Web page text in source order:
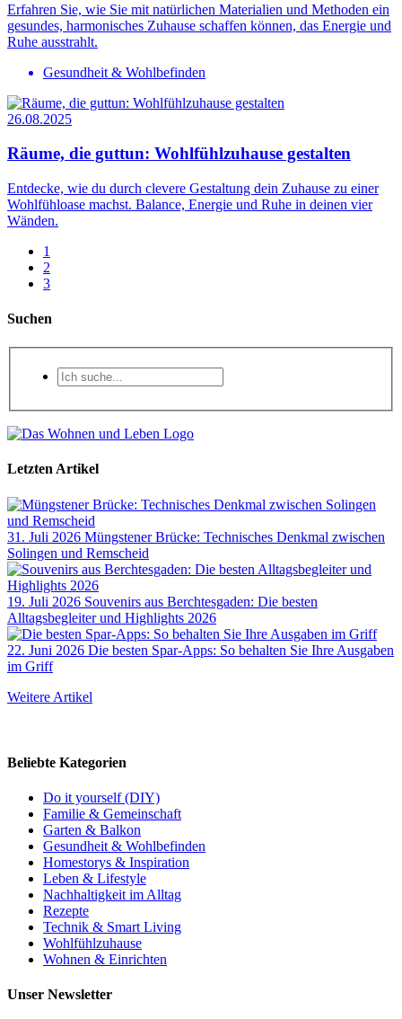
Erfahren Sie, wie Sie mit natürlichen Materialien und Methoden ein
gesundes, harmonisches Zuhause schaffen können, das Energie und
Ruhe ausstrahlt.
Gesundheit & Wohlbefinden
26.08.2025
Räume, die guttun: Wohlfühlzuhause gestalten
Entdecke, wie du durch clevere Gestaltung dein Zuhause zu einer
Wohlfühloase machst. Balance, Energie und Ruhe in deinen vier
Wänden.
1
2
3
Suchen
Letzten Artikel
31. Juli 2026 Müngstener Brücke: Technisches Denkmal zwischen
Solingen und Remscheid
19. Juli 2026 Souvenirs aus Berchtesgaden: Die besten
Alltagsbegleiter und Highlights 2026
22. Juni 2026 Die besten Spar-Apps: So behalten Sie Ihre Ausgaben
im Griff
Weitere Artikel
Beliebte Kategorien
Do it yourself (DIY)
Familie & Gemeinschaft
Garten & Balkon
Gesundheit & Wohlbefinden
Homestorys & Inspiration
Leben & Lifestyle
Nachhaltigkeit im Alltag
Rezepte
Technik & Smart Living
Wohlfühlzuhause
Wohnen & Einrichten
Unser Newsletter